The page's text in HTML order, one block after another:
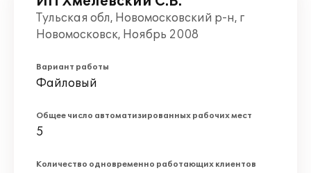
Тульская обл, Новомосковский р-н, г
Новомосковск, Ноябрь 2008
Вариант работы
Файловый
Общее число автоматизированных рабочих мест
5
Количество одновременно работающих клиентов